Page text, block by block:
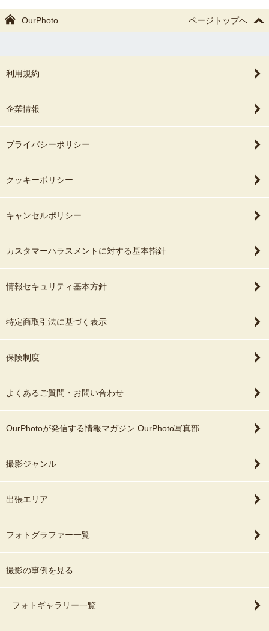
OurPhoto ページトップへ
利用規約
企業情報
プライバシーポリシー
クッキーポリシー
キャンセルポリシー
カスタマーハラスメントに対する基本指針
情報セキュリティ基本方針
特定商取引法に基づく表示
保険制度
よくあるご質問・お問い合わせ
OurPhotoが発信する情報マガジン OurPhoto写真部
撮影ジャンル
出張エリア
フォトグラファー一覧
撮影の事例を見る
フォトギャラリー一覧